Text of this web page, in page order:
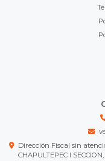
Dirección Fiscal sin
CHAPULTEPEC I